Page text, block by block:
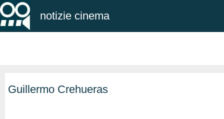
notizie cinema
Guillermo Crehueras